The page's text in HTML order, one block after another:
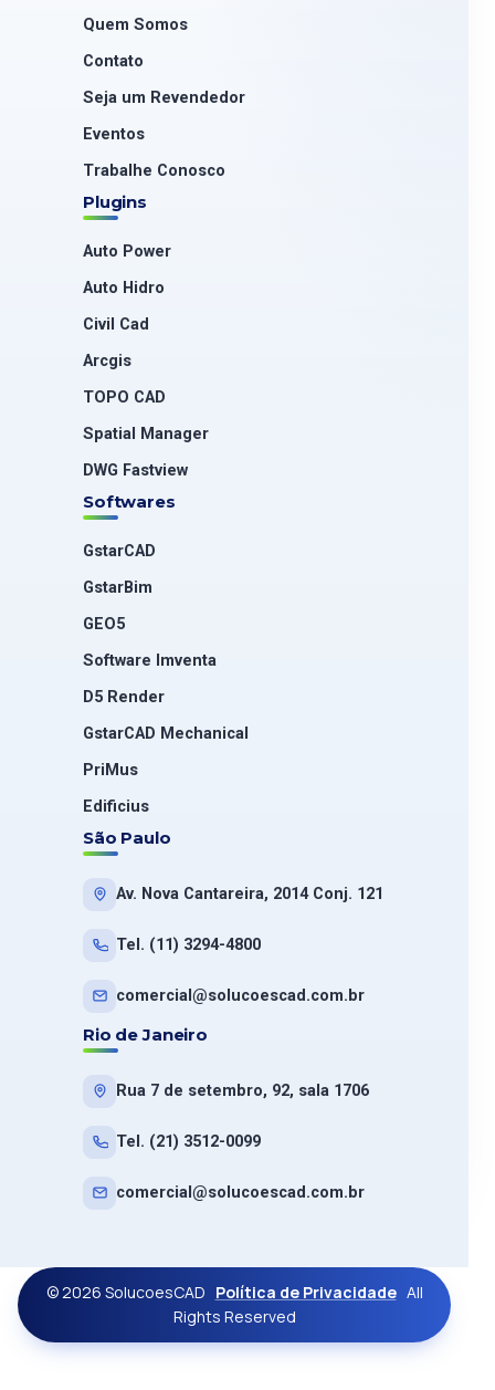
Quem Somos
Contato
Seja um Revendedor
Eventos
Trabalhe Conosco
Plugins
Auto Power
Auto Hidro
Civil Cad
Arcgis
TOPO CAD
Spatial Manager
DWG Fastview
Softwares
GstarCAD
GstarBim
GEO5
Software Imventa
D5 Render
GstarCAD Mechanical
PriMus
Edificius
São Paulo
Av. Nova Cantareira, 2014 Conj. 121
Tel. (11) 3294-4800
comercial@solucoescad.com.br
Rio de Janeiro
Rua 7 de setembro, 92, sala 1706
Tel. (21) 3512-0099
comercial@solucoescad.com.br
© 2026 SolucoesCAD Política de Privacidade All
Rights Reserved